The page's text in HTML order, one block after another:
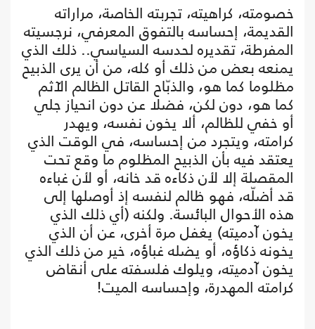
خصومته، كراهيته، تجربته الخاصة، مراراته
القديمة، إحساسه بالتفوق المعرفي، نرجسيته
المفرطة، تقديره لحدسه السياسي.. ذلك الذي
يمنعه بعض من ذلك أو كله، من أن يرى الذبيح
مظلوما كما هو، والذبّاح القاتل الظالم الآثم
كما هو، دون لكن، فضلا عن دون انحياز جلي
أو خفي للظالم، ألا يخون نفسه، ويهدر
كرامته، ويتجرد من إحساسه، في الوقت الذي
يعتقد فيه بأن الذبيح المظلوم ما وقع تحت
المقصلة إلا لأن ذكاءه قد خانه، أو لأن غباءه
قد أضلّه، فهو ظالم لنفسه إذ أوصلها إلى
هذه الأحوال البائسة. ولكنه (أي ذلك الذي
يخون آدميته) يغفل مرة أخرى، عن أن الذي
يخونه ذكاؤه، أو يضله غباؤه، خير من ذلك الذي
يخون آدميته، ويلوك فلسفته على أنقاض
كرامته المهدرة، وإحساسه الميت!